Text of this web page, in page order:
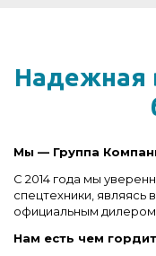
Надежная
Мы — Группа
С 2014 года мы
спецтехники,
официальным
Нам есть чем